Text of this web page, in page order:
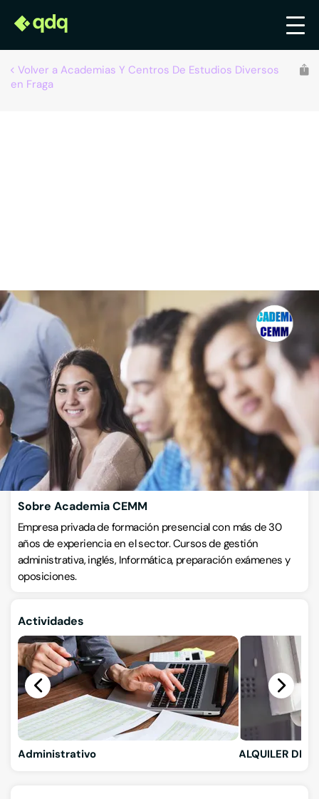
Volver a Academias Y Centros De Estudios Diversos
en Fraga
Recomendado por qdq
Academia CEMM
Academias de estudios diversos
Avenida de los Reyes Católicos 15 - 17, 22520, Fraga, Huesca
VISITAR WEB CÓMO LLEGAR ESCRÍBENOS WHATSAPP
Llamar ahora
Sobre Academia CEMM
Empresa privada de formación presencial con más de 30
años de experiencia en el sector. Cursos de gestión
administrativa, inglés, Informática, preparación exámenes y
oposiciones.
Actividades
Administrativo ALQUILER DE